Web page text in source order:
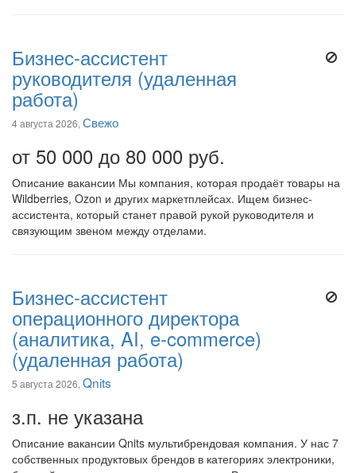
Бизнес-ассистент
руководителя (удаленная
работа)
4 августа 2026, Свежо
от 50 000 до 80 000 руб.
Описание вакансии Мы компания, которая продаёт товары на
Wildberries, Ozon и других маркетплейсах. Ищем бизнес-
ассистента, который станет правой рукой руководителя и
связующим звеном между отделами.
Бизнес-ассистент
операционного директора
(аналитика, AI, e-commerce)
(удаленная работа)
5 августа 2026, Qnits
з.п. не указана
Описание вакансии Qnits мультибрендовая компания. У нас 7
собственных продуктовых брендов в категориях электроники,